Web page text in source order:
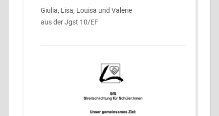
Giulia, Lisa, Louisa und Valerie
aus der Jgst 10/EF